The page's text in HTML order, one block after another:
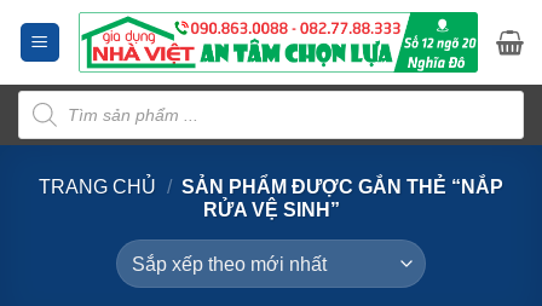
dung
Tìm
kiếm
sản
phẩm
TRANG CHỦ / SẢN PHẨM ĐƯỢC GẮN THẺ “NẮP
RỬA VỆ SINH”